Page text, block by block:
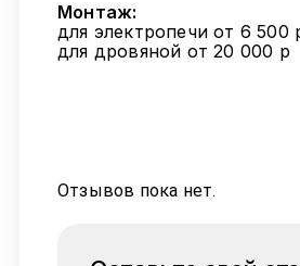
Монтаж:
для электропечи от 6 500
для дровяной от 20 000 р
Отзывов пока нет.